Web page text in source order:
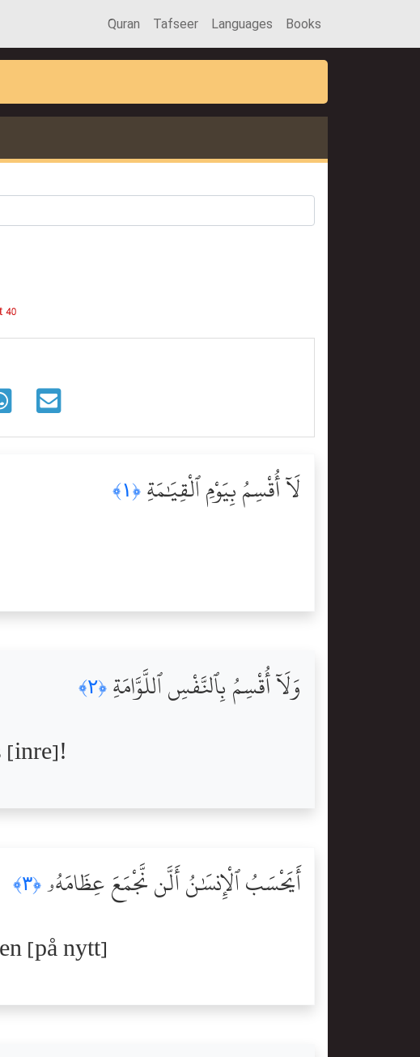
َQuran Tafseer Languages Books
لَآ أُقْسِمُ بِيَوْمِ ٱلْقِيَٰمَةِ ﴿١﴾
وَلَآ أُقْسِمُ بِٱلنَّفْسِ ٱللَّوَّامَةِ ﴿٢﴾
[inre]!
أَيَحْسَبُ ٱلْإِنسَٰنُ أَلَّن نَّجْمَعَ عِظَامَهُۥ ﴿٣﴾
[på nytt]